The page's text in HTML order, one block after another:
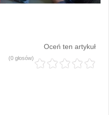
Oceń ten artykuł
(0 głosów)